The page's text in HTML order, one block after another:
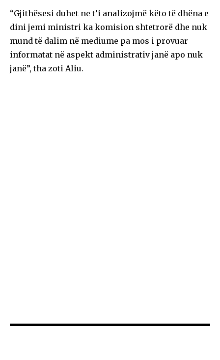
“Gjithësesi duhet ne t’i analizojmë këto të dhëna e
dini jemi ministri ka komision shtetrorë dhe nuk
mund të dalim në mediume pa mos i provuar
informatat në aspekt administrativ janë apo nuk
janë”, tha zoti Aliu.